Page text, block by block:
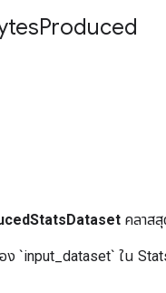
Produced
คลาส
`input_dataset` ใน